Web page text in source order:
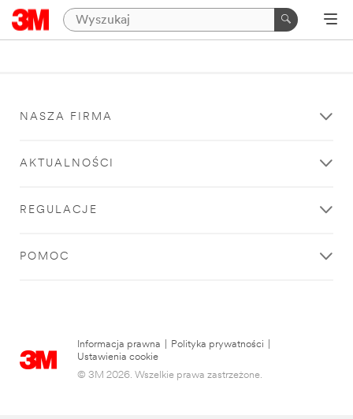
NASZA FIRMA
AKTUALNOŚCI
REGULACJE
POMOC
Informacja prawna Polityka prywatności
Ustawienia cookie
© 3M 2026. Wszelkie prawa zastrzeżone.